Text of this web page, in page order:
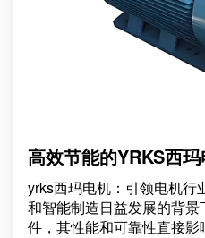
高效节能的YRKS西
yrks西玛电机：引领电机行
和智能制造日益发展的背
件，其性能和可靠性直接影